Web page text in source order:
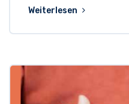
Weiterlesen